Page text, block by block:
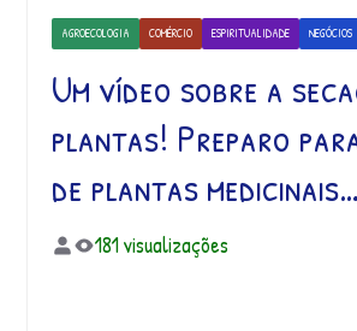
AGROECOLOGIA COMÉRCIO ESPIRITUALIDADE NEGÓCIOS
Um vídeo sobre a
plantas! Preparo
de plantas medicinais…
181 visualizações